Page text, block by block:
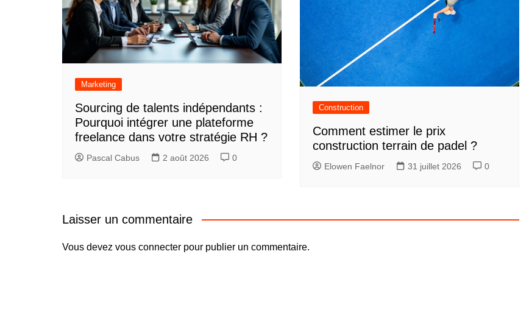
Marketing
Sourcing de talents indépendants :
Pourquoi intégrer une plateforme
freelance dans votre stratégie RH ?
Pascal Cabus 2 août 2026 0
Construction
Comment estimer le prix
construction terrain de padel ?
Elowen Faelnor 31 juillet 2026 0
Laisser un commentaire
Vous devez vous connecter pour publier un commentaire.